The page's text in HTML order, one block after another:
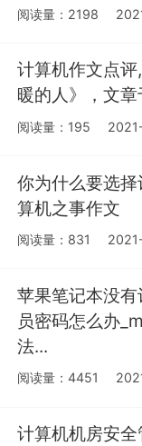
阅读量：2198
计算机作文点
暖的人》，文
阅读量：195
你为什么要选
算机之事作文
阅读量：831
苹果笔记本没
员密码怎么办
法...
阅读量：4451
计算机机房安